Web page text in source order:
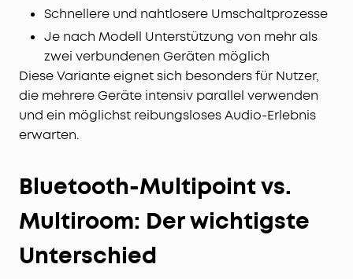
Schnellere und nahtlosere Umschaltprozesse
Je nach Modell Unterstützung von mehr als
zwei verbundenen Geräten möglich
Diese Variante eignet sich besonders für Nutzer,
die mehrere Geräte intensiv parallel verwenden
und ein möglichst reibungsloses Audio-Erlebnis
erwarten.
Bluetooth-Multipoint vs.
Multiroom: Der wichtigste
Unterschied